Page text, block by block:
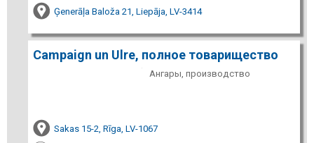
Ģenerāļa Baloža 21, Liepāja, LV-3414
Campaign un Ulre, полное товарищество
Ангары, производство
Sakas 15-2, Rīga, LV-1067